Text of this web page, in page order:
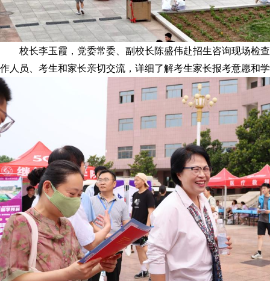
校长李玉霞，党委常委、副校长陈盛伟赴招生咨询现场检
作人员、考生和家长亲切交流，详细了解考生家长报考意愿和